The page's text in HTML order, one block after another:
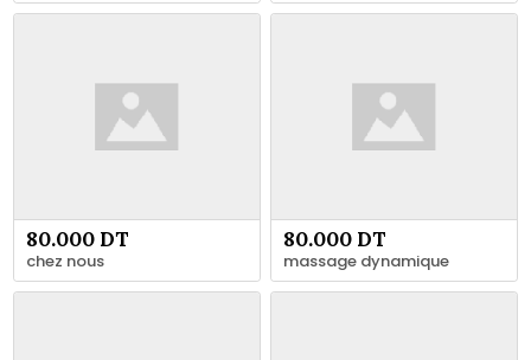
80.000 DT
chez nous
80.000 DT
massage dynamique